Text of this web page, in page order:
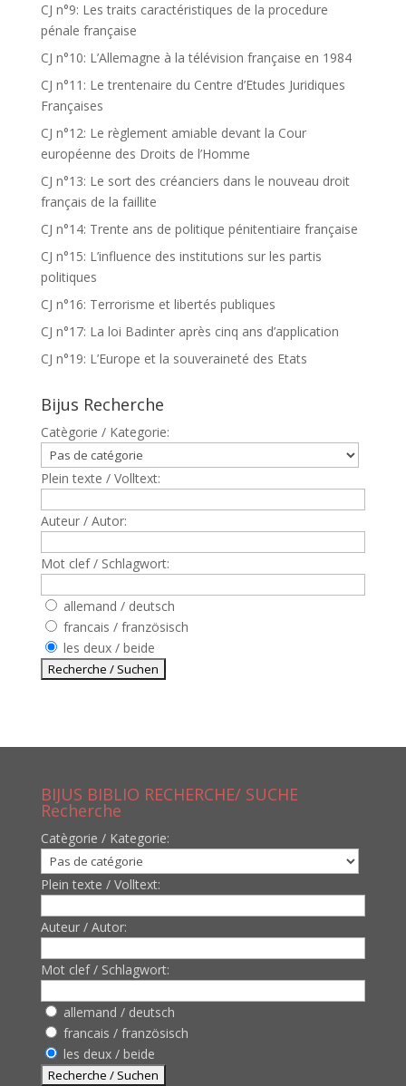
CJ n°9: Les traits caractéristiques de la procedure
pénale française
CJ n°10: L’Allemagne à la télévision française en 1984
CJ n°11: Le trentenaire du Centre d’Etudes Juridiques
Françaises
CJ n°12: Le règlement amiable devant la Cour
européenne des Droits de l’Homme
CJ n°13: Le sort des créanciers dans le nouveau droit
français de la faillite
CJ n°14: Trente ans de politique pénitentiaire française
CJ n°15: L’influence des institutions sur les partis
politiques
CJ n°16: Terrorisme et libertés publiques
CJ n°17: La loi Badinter après cinq ans d’application
CJ n°19: L’Europe et la souveraineté des Etats
Bijus Recherche
Catègorie / Kategorie:
Plein texte / Volltext:
Auteur / Autor:
Mot clef / Schlagwort:
allemand / deutsch
francais / französisch
les deux / beide
BIJUS BIBLIO RECHERCHE/ SUCHE
Recherche
Catègorie / Kategorie:
Plein texte / Volltext:
Auteur / Autor:
Mot clef / Schlagwort:
allemand / deutsch
francais / französisch
les deux / beide